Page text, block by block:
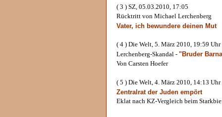
( 3 ) SZ, 05.03.2010, 17:05
Rücktritt von Michael Lerchenberg
Vater, ich bewundere deinen Mut
( 4 ) Die Welt, 5. März 2010, 19:59 Uhr
Lerchenberg-Skandal - "Bruder
Von Carsten Hoefer
( 5 ) Die Welt, 4. März 2010, 14:13 Uhr
Zentralrat der Juden empört
Eklat nach KZ-Vergleich beim